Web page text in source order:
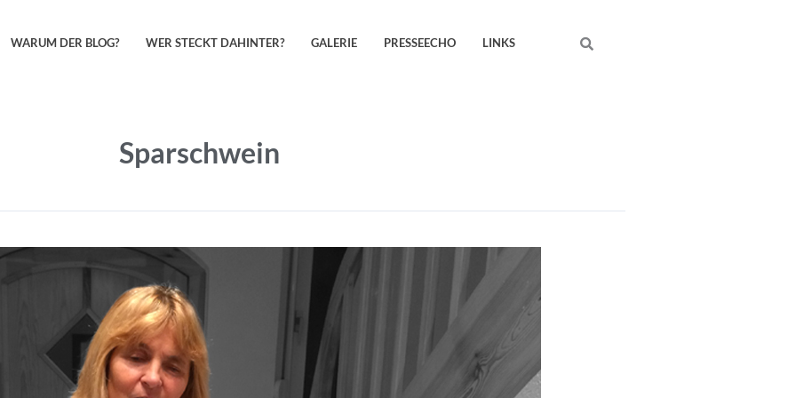
WARUM DER BLOG? WER STECKT DAHINTER? GALERIE PRESSEECHO LINKS Search
Sparschwein